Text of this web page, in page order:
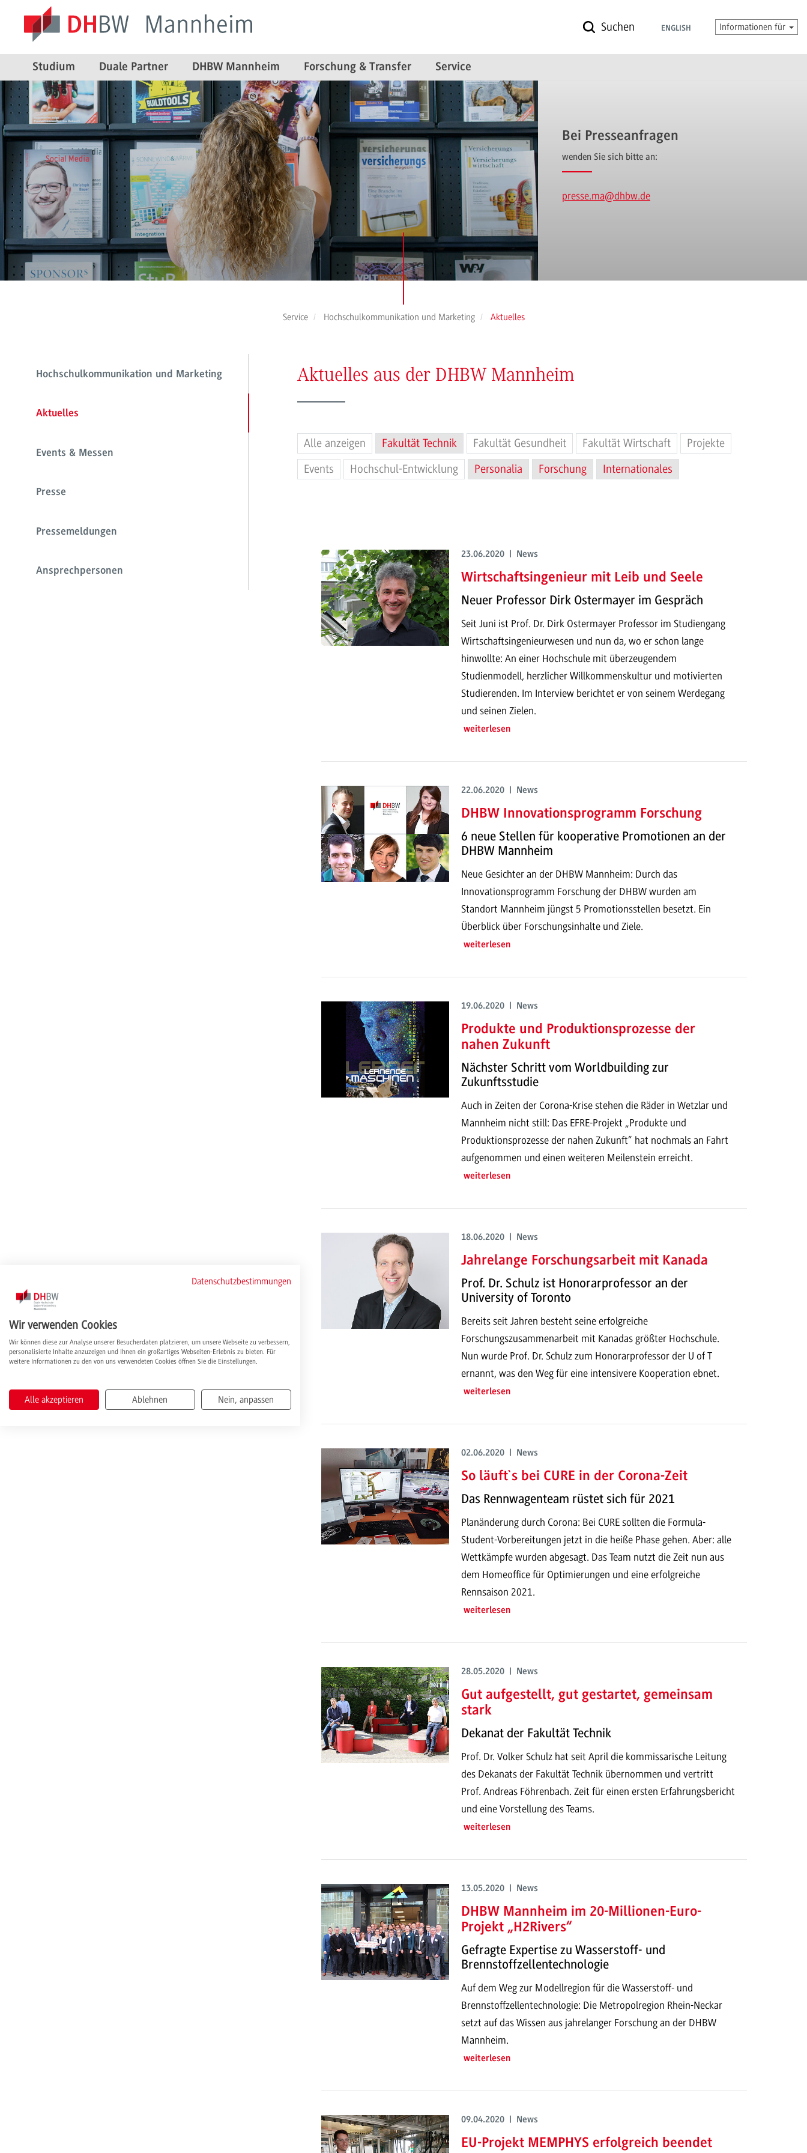
Suchen ENGLISH Informationen für
Studium Duale Partner DHBW Mannheim Forschung & Transfer Service
Bei Presseanfragen
wenden Sie sich bitte an:
presse.ma@dhbw.de
Service Hochschulkommunikation und Marketing Aktuelles
Hochschulkommunikation und Marketing
Aktuelles
Events & Messen
Presse
Pressemeldungen
Ansprechpersonen
Aktuelles aus der DHBW Mannheim
Alle anzeigen Fakultät Technik Fakultät Gesundheit Fakultät Wirtschaft
Projekte
Events
Hochschul-Entwicklung Personalia Forschung Internationales
23.06.2020 | News
Wirtschaftsingenieur mit Leib und Seele
Neuer Professor Dirk Ostermayer im Gespräch
Seit Juni ist Prof. Dr. Dirk Ostermayer Professor im Studiengang
Wirtschaftsingenieurwesen und nun da, wo er schon lange
hinwollte: An einer Hochschule mit überzeugendem
Studienmodell, herzlicher Willkommenskultur und motivierten
Studierenden. Im Interview berichtet er von seinem Werdegang
und seinen Zielen.
weiterlesen
22.06.2020 | News
DHBW Innovationsprogramm Forschung
6 neue Stellen für kooperative Promotionen an der
DHBW Mannheim
Neue Gesichter an der DHBW Mannheim: Durch das
Innovationsprogramm Forschung der DHBW wurden am
Standort Mannheim jüngst 5 Promotionsstellen besetzt. Ein
Überblick über Forschungsinhalte und Ziele.
weiterlesen
19.06.2020 | News
Produkte und Produktionsprozesse der
nahen Zukunft
Nächster Schritt vom Worldbuilding zur
Zukunftsstudie
Auch in Zeiten der Corona-Krise stehen die Räder in Wetzlar und
Mannheim nicht still: Das EFRE-Projekt „Produkte und
Produktionsprozesse der nahen Zukunft“ hat nochmals an Fahrt
aufgenommen und einen weiteren Meilenstein erreicht.
weiterlesen
18.06.2020 | News
Jahrelange Forschungsarbeit mit Kanada
Prof. Dr. Schulz ist Honorarprofessor an der
University of Toronto
Bereits seit Jahren besteht seine erfolgreiche
Forschungszusammenarbeit mit Kanadas größter Hochschule.
Nun wurde Prof. Dr. Schulz zum Honorarprofessor der U of T
ernannt, was den Weg für eine intensivere Kooperation ebnet.
weiterlesen
02.06.2020 | News
So läuft`s bei CURE in der Corona-Zeit
Das Rennwagenteam rüstet sich für 2021
Planänderung durch Corona: Bei CURE sollten die Formula-
Student-Vorbereitungen jetzt in die heiße Phase gehen. Aber: alle
Wettkämpfe wurden abgesagt. Das Team nutzt die Zeit nun aus
dem Homeoffice für Optimierungen und eine erfolgreiche
Rennsaison 2021.
weiterlesen
28.05.2020 | News
Gut aufgestellt, gut gestartet, gemeinsam
stark
Dekanat der Fakultät Technik
Prof. Dr. Volker Schulz hat seit April die kommissarische Leitung
des Dekanats der Fakultät Technik übernommen und vertritt
Prof. Andreas Föhrenbach. Zeit für einen ersten Erfahrungsbericht
und eine Vorstellung des Teams.
weiterlesen
13.05.2020 | News
DHBW Mannheim im 20-Millionen-Euro-
Projekt „H2Rivers“
Gefragte Expertise zu Wasserstoff- und
Brennstoffzellentechnologie
Auf dem Weg zur Modellregion für die Wasserstoff- und
Brennstoffzellentechnologie: Die Metropolregion Rhein-Neckar
setzt auf das Wissen aus jahrelanger Forschung an der DHBW
Mannheim.
weiterlesen
09.04.2020 | News
EU-Projekt MEMPHYS erfolgreich beendet
Datenschutzbestimmungen
Wir verwenden Cookies
Wir können diese zur Analyse unserer Besucherdaten platzieren, um unsere Webseite zu verbessern,
personalisierte Inhalte anzuzeigen und Ihnen ein großartiges Webseiten-Erlebnis zu bieten. Für
weitere Informationen zu den von uns verwendeten Cookies öffnen Sie die Einstellungen.
Alle akzeptieren Ablehnen Nein, anpassen